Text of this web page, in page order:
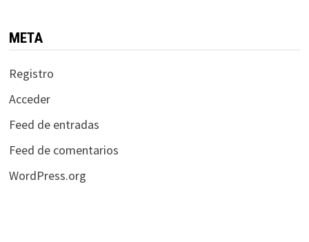
META
Registro
Acceder
Feed de entradas
Feed de comentarios
WordPress.org